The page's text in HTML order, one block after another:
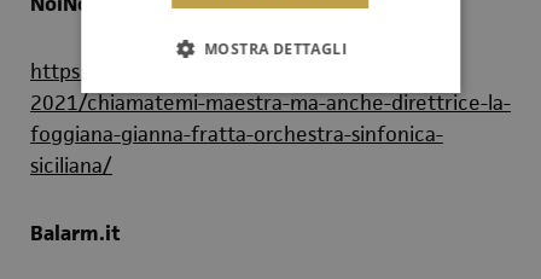
https://www.noinotizie.it/15-05-
2021/chiamatemi-maestra-ma-anche-direttrice-la-
foggiana-gianna-fratta-orchestra-sinfonica-
siciliana/
Balarm.it
MOSTRA DETTAGLI